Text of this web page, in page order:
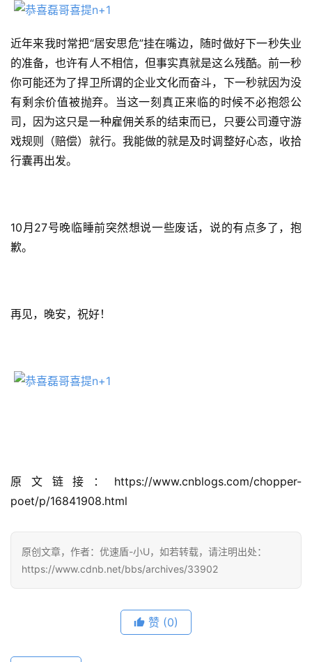
告
区
速
近年来我时常把“居安思危”挂在嘴边，随时做好下一秒失业
的准备，也许有人不相信，但事实真就是这么残酷。前一秒
你可能还为了捍卫所谓的企业文化而奋斗，下一秒就因为没
有剩余价值被抛弃。当这一刻真正来临的时候不必抱怨公
司，因为这只是一种雇佣关系的结束而已，只要公司遵守游
戏规则（赔偿）就行。我能做的就是及时调整好心态，收拾
行囊再出发。
10月27号晚临睡前突然想说一些废话，说的有点多了，抱
歉。
再见，晚安，祝好！
原文链接：https://www.cnblogs.com/chopper-
poet/p/16841908.html
原创文章，作者：优速盾-小U，如若转载，请注明出处：
https://www.cdnb.net/bbs/archives/33902
赞 (0)